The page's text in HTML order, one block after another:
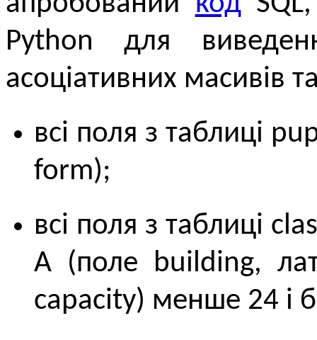
Python для
асоціативних масивів
всі поля з таблиці
form);
всі поля з таблиці
A (поле building,
capacity) менше 24 і